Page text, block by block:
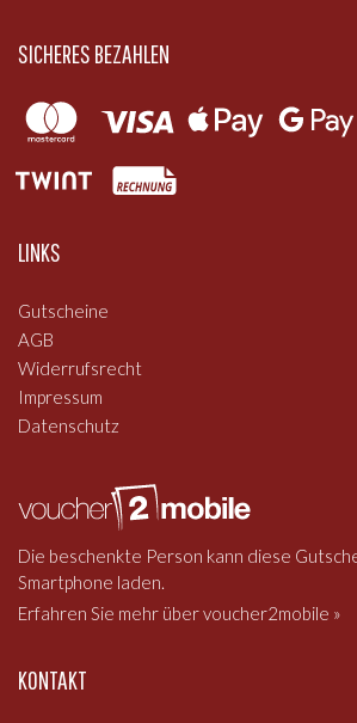
SICHERES BEZAHLEN
LINKS
Gutscheine
AGB
Widerrufsrecht
Impressum
Datenschutz
Die beschenkte Person kann diese
Smartphone laden.
Erfahren Sie mehr über voucher2mobile »
KONTAKT